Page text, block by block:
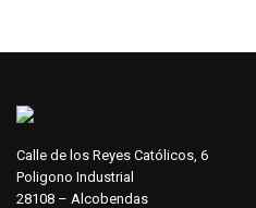
Calle de los Reyes Católicos, 6
Poligono Industrial
28108 – Alcobendas